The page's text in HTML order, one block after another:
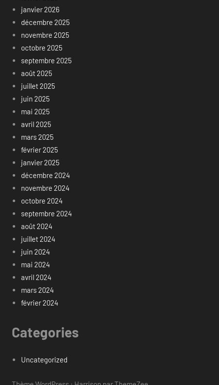
janvier 2026
décembre 2025
novembre 2025
octobre 2025
septembre 2025
août 2025
juillet 2025
juin 2025
mai 2025
avril 2025
mars 2025
février 2025
janvier 2025
décembre 2024
novembre 2024
octobre 2024
septembre 2024
août 2024
juillet 2024
juin 2024
mai 2024
avril 2024
mars 2024
février 2024
Categories
Uncategorized